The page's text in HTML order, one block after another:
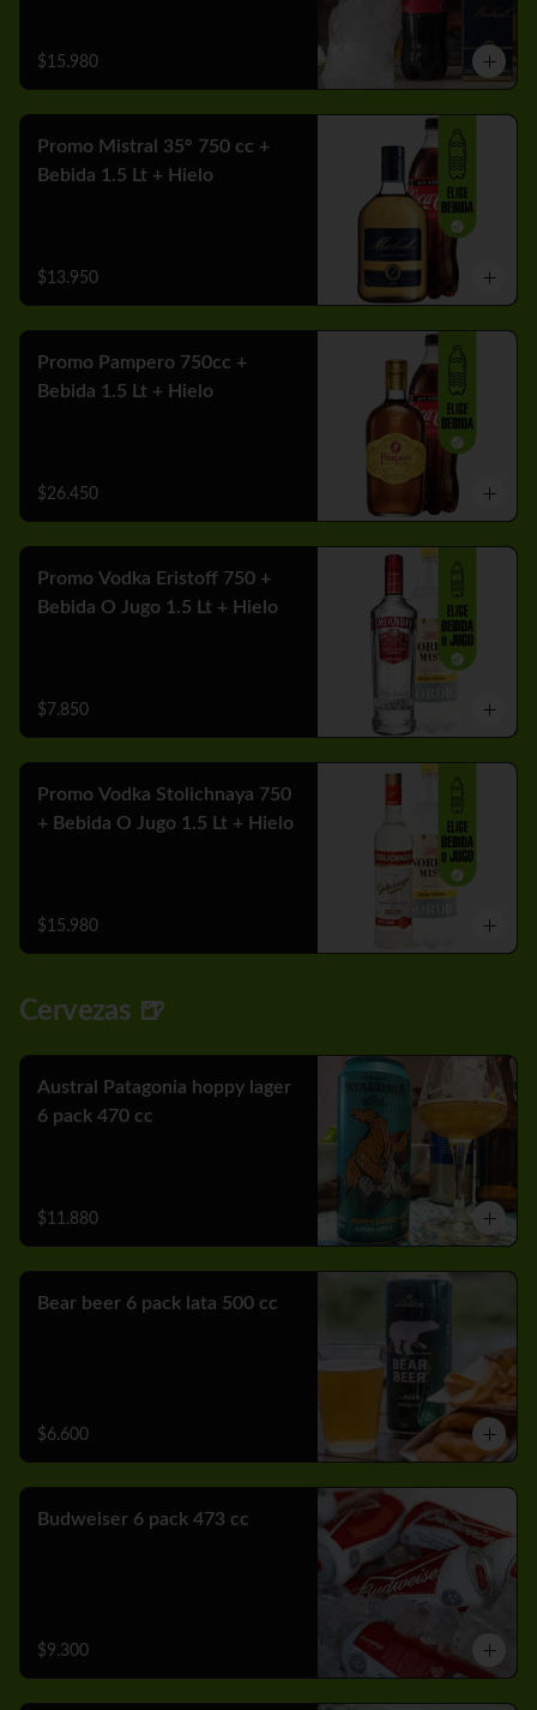
$15.980
Promo Mistral 35° 750 cc +
Bebida 1.5 Lt + Hielo
$13.950
Promo Pampero 750cc +
Bebida 1.5 Lt + Hielo
$26.450
Promo Vodka Eristoff 750 +
Bebida O Jugo 1.5 Lt + Hielo
$7.850
Promo Vodka Stolichnaya 750
+ Bebida O Jugo 1.5 Lt + Hielo
$15.980
Cervezas 🍺
Austral Patagonia hoppy lager
6 pack 470 cc
$11.880
Bear beer 6 pack lata 500 cc
$6.600
Budweiser 6 pack 473 cc
$9.300